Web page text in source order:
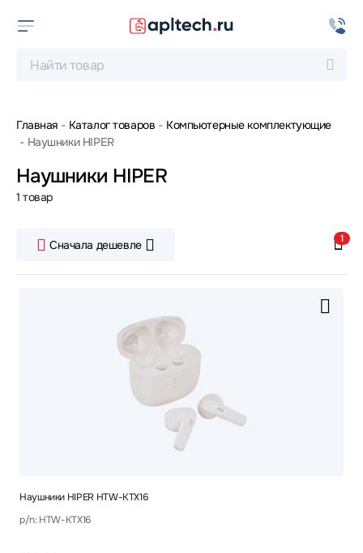
Главная Каталог товаров
Компьютерные комплектующие
Наушники HIPER
Наушники HIPER
1 товар
Сначала дешевле 1
Наушники HIPER HTW-KTX16
p/n: HTW-KTX16